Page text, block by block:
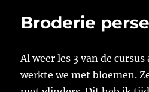
Broderie
Al weer les 3 van de
werkte we met bloemen.